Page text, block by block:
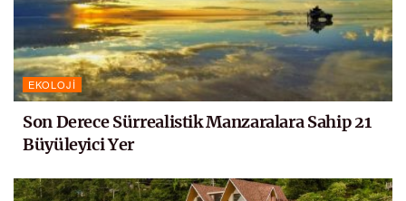
EKOLOJI
Son Derece Sürrealistik Manzaralara Sahip 21
Büyüleyici Yer